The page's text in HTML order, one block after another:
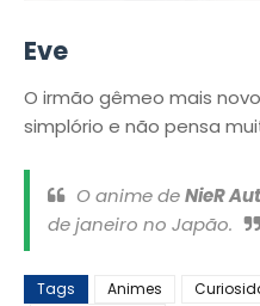
Eve
O irmão gêmeo mais
simplório e não pensa
O anime deNieR
de janeiro no Japão.
Tags Animes